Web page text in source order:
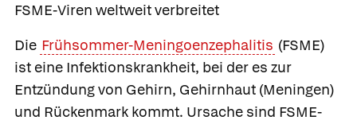
FSME-Viren weltweit verbreitet
Die Frühsommer-Meningoenzephalitis (FSME)
ist eine Infektionskrankheit, bei der es zur
Entzündung von Gehirn, Gehirnhaut (Meningen)
und Rückenmark kommt. Ursache sind FSME-